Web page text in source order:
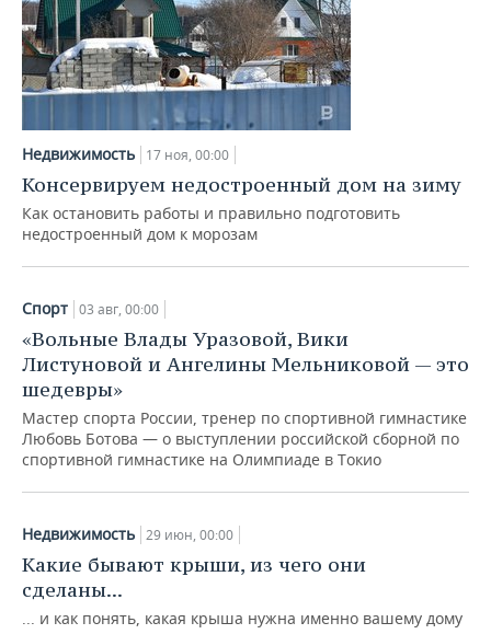
Недвижимость 17 ноя, 00:00
Консервируем недостроенный дом на зиму
Как остановить работы и правильно подготовить
недостроенный дом к морозам
Спорт 03 авг, 00:00
«Вольные Влады Уразовой, Вики
Листуновой и Ангелины Мельниковой — это
шедевры»
Мастер спорта России, тренер по спортивной гимнастике
Любовь Ботова — о выступлении российской сборной по
спортивной гимнастике на Олимпиаде в Токио
Недвижимость 29 июн, 00:00
Какие бывают крыши, из чего они
сделаны...
... и как понять, какая крыша нужна именно вашему дому